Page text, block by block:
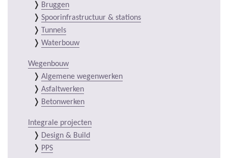
Bruggen
Spoorinfrastructuur & stations
Tunnels
Waterbouw
Wegenbouw
Algemene wegenwerken
Asfaltwerken
Betonwerken
Integrale projecten
Design & Build
PPS